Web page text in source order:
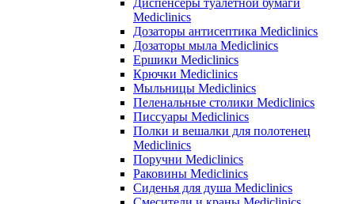
Диспенсеры туалетной бумаги
Mediclinics
Дозаторы антисептика Mediclinics
Дозаторы мыла Mediclinics
Ершики Mediclinics
Крючки Mediclinics
Мыльницы Mediclinics
Пеленальные столики Mediclinics
Писсуары Mediclinics
Полки и вешалки для полотенец
Mediclinics
Поручни Mediclinics
Раковины Mediclinics
Сиденья для душа Mediclinics